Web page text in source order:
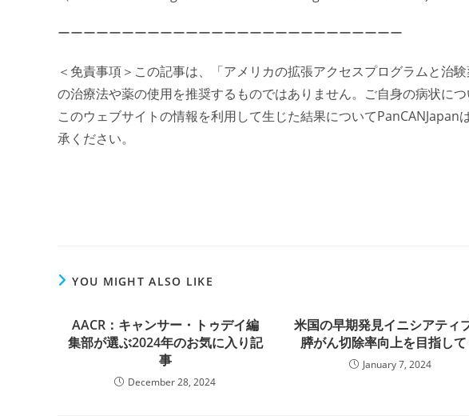
ーーーーーーーーーーーーーーーーーーーーーーーーーーー
＜免責事項＞この記事は、「アメリカの拡張アクセスプログラムと治
の治療法や薬の使用を推奨するものではありません。ご自身の病状に
このウェブサイトの情報を利用して生じた結果についてPanCANJapan
承ください。
YOU MIGHT ALSO LIKE
AACR：キャンサー・トゥデイ編
集部が選ぶ2024年のお気に入り記
事
December 28, 2024
米国の早期発見イニシアティ
膵がん切除率向上を目指して
January 7, 2024